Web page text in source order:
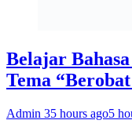
Belajar
Tema
Admin 35 hours ago5